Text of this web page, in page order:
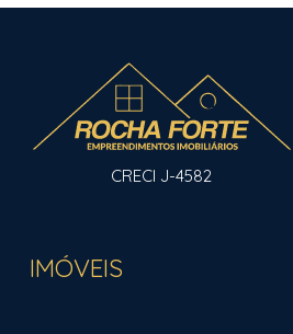
CRECI J-4582
IMÓVEIS